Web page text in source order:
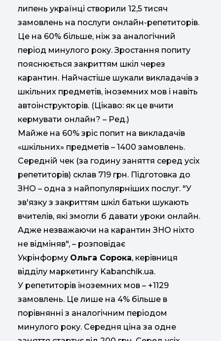
липень українці створили 12,5 тисяч
замовлень на послуги онлайн-репетиторів.
Це на 60% більше, ніж за аналогічний
період минулого року. Зростання попиту
пояснюється закриттям шкіл через
карантин. Найчастіше шукали викладачів з
шкільних предметів, іноземних мов і навіть
автоінструкторів. (Цікаво: як це вчити
кермувати онлайн? – Ред.)
Майже на 60% зріс попит на викладачів
«шкільних» предметів – 1400 замовлень.
Середній чек (за годину заняття серед усіх
репетиторів) склав 719 грн. Підготовка до
ЗНО – одна з найпопулярніших послуг. "У
зв'язку з закриттям шкіл батьки шукають
вчителів, які змогли б давати уроки онлайн.
Адже незважаючи на карантин ЗНО ніхто
не відміняв", – розповідає
Укрінформу Ольга Сорока, керівниця
відділу маркетингу Kabanchik.ua.
У репетиторів іноземних мов – +1129
замовлень. Це лише на 4% більше в
порівнянні з аналогічним періодом
минулого року. Середня ціна за одне